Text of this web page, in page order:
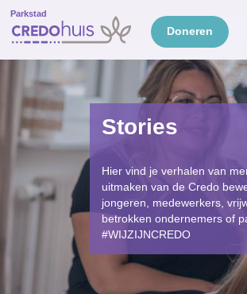
Doneren
Parkstad
Stories
Hier vind je verhalen van
uitmaken van de Credo
jongeren, medewerkers,
betrokken ondernemers of
#WIJZIJNCREDO